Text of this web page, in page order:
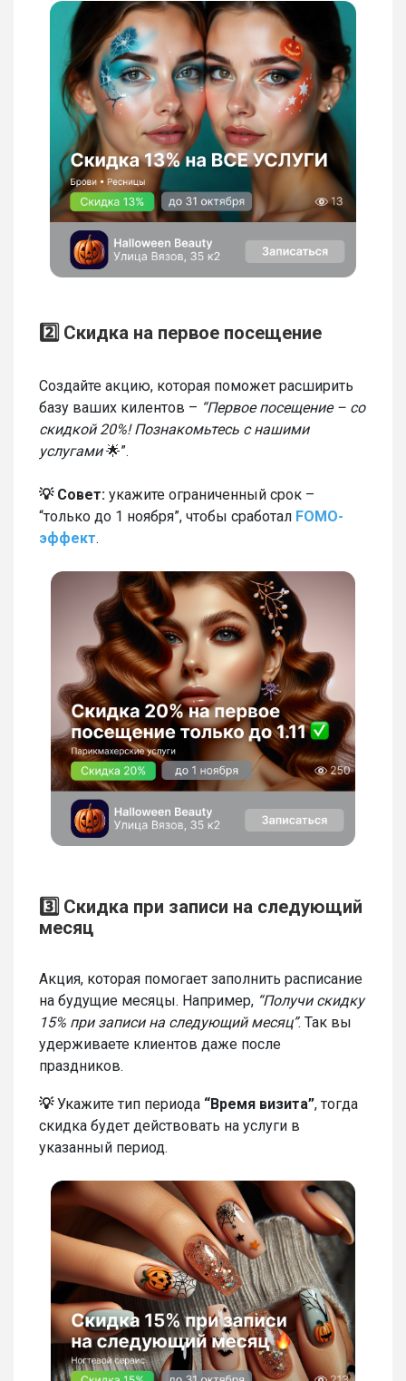
2️⃣ Скидка на первое посещение
Создайте акцию, которая поможет расширить
базу ваших килентов – “Первое посещение – со
скидкой 20%! Познакомьтесь с нашими
услугами🌟”.
💡 Совет: укажите ограниченный срок –
“только до 1 ноября”, чтобы сработал FOMO-
эффект.
3️⃣ Скидка при записи на следующий
месяц
Акция, которая помогает заполнить расписание
на будущие месяцы. Например, “Получи скидку
15% при записи на следующий месяц”. Так вы
удерживаете клиентов даже после
праздников.
💡Укажите тип периода “Время визита”, тогда
скидка будет действовать на услуги в
указанный период.